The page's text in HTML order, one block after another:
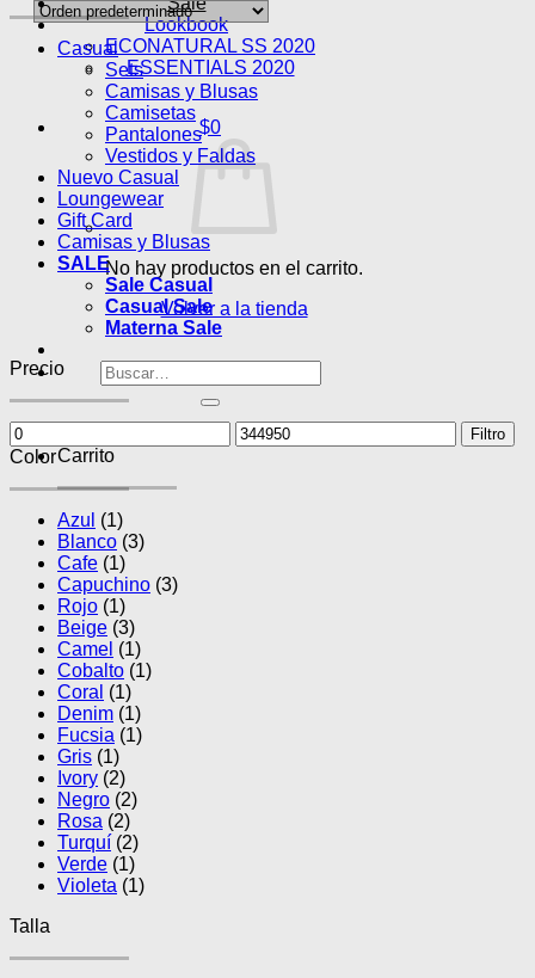
Lookbook
ECONATURAL SS 2020
ESSENTIALS 2020
$0
No hay productos en el carrito.
Volver a la tienda
Buscar
por:
Carrito
Casual
Sets
Camisas y Blusas
Camisetas
Pantalones
Vestidos y Faldas
Nuevo Casual
Loungewear
Gift Card
Camisas y Blusas
SALE
Sale Casual
Casual Sale
Materna Sale
Precio
Precio
mínimo
Precio
máximo
Filtro
Color
Azul (1)
Blanco (3)
Cafe (1)
Capuchino (3)
Rojo (1)
Beige (3)
Camel (1)
Cobalto (1)
Coral (1)
Denim (1)
Fucsia (1)
Gris (1)
Ivory (2)
Negro (2)
Rosa (2)
Turquí (2)
Verde (1)
Violeta (1)
Talla